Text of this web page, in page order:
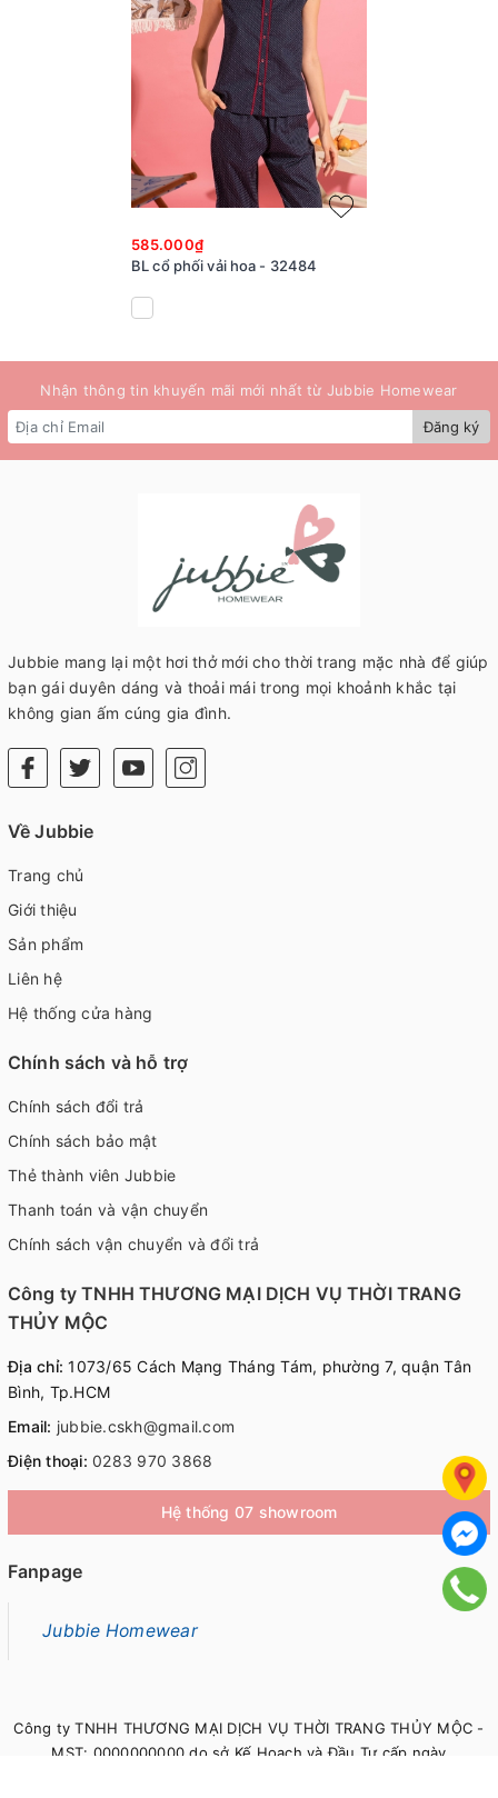
585.000₫
BL cổ phối vải hoa - 32484
Nhận thông tin khuyến mãi mới nhất từ Jubbie Homewear
Đăng ký
Jubbie mang lại một hơi thở mới cho thời trang mặc nhà để giúp
bạn gái duyên dáng và thoải mái trong mọi khoảnh khắc tại
không gian ấm cúng gia đình.
Về Jubbie
Trang chủ
Giới thiệu
Sản phẩm
Liên hệ
Hệ thống cửa hàng
Chính sách và hỗ trợ
Chính sách đổi trả
Chính sách bảo mật
Thẻ thành viên Jubbie
Thanh toán và vận chuyển
Chính sách vận chuyển và đổi trả
Công ty TNHH THƯƠNG MẠI DỊCH VỤ THỜI TRANG
THỦY MỘC
Địa chỉ: 1073/65 Cách Mạng Tháng Tám, phường 7, quận Tân
Bình, Tp.HCM
Email: jubbie.cskh@gmail.com
Điện thoại: 0283 970 3868
Hệ thống 07 showroom
Công ty TNHH THƯƠNG MẠI DỊCH VỤ THỜI TRANG THỦY MỘC -
MST: 0000000000 do sở Kế Hoạch và Đầu Tư cấp ngày
Fanpage
Jubbie Homewear